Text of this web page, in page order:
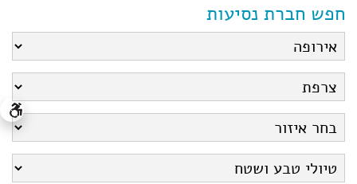
חפש חברת נסיעות